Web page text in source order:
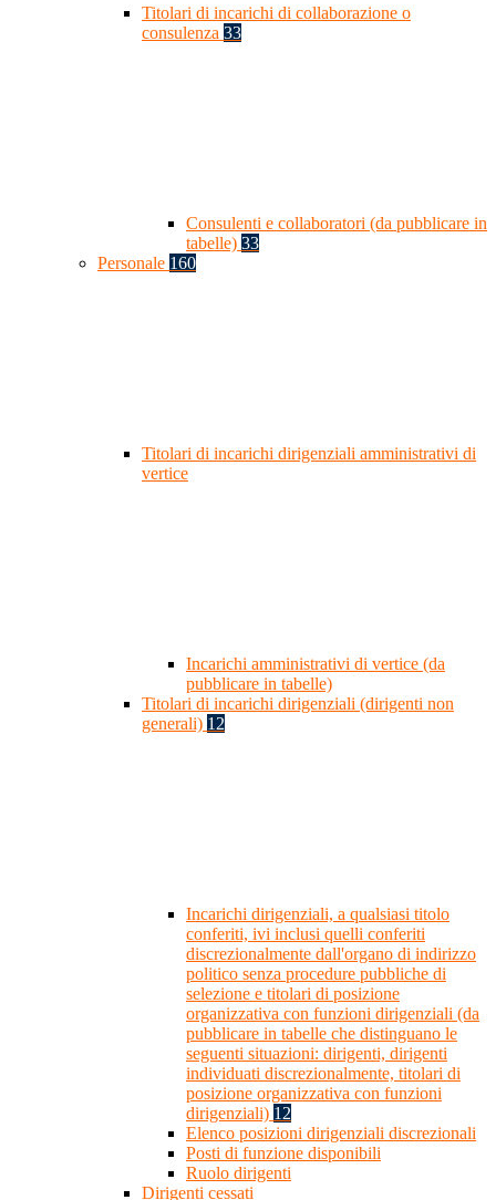
Titolari di incarichi di collaborazione o
consulenza 33
Consulenti e collaboratori (da pubblicare in
tabelle) 33
Personale 160
Titolari di incarichi dirigenziali amministrativi di
vertice
Incarichi amministrativi di vertice (da
pubblicare in tabelle)
Titolari di incarichi dirigenziali (dirigenti non
generali) 12
Incarichi dirigenziali, a qualsiasi titolo
conferiti, ivi inclusi quelli conferiti
discrezionalmente dall'organo di indirizzo
politico senza procedure pubbliche di
selezione e titolari di posizione
organizzativa con funzioni dirigenziali (da
pubblicare in tabelle che distinguano le
seguenti situazioni: dirigenti, dirigenti
individuati discrezionalmente, titolari di
posizione organizzativa con funzioni
dirigenziali) 12
Elenco posizioni dirigenziali discrezionali
Posti di funzione disponibili
Ruolo dirigenti
Dirigenti cessati